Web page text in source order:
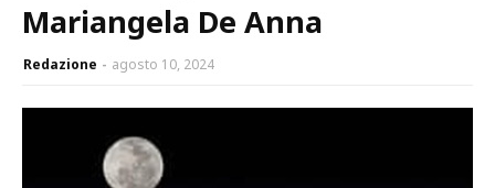
Mariangela De Anna
Redazione agosto 10, 2024